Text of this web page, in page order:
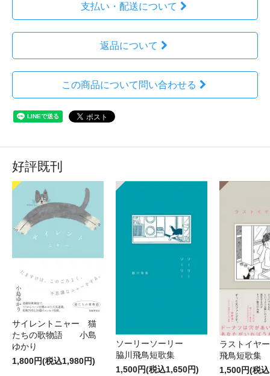
支払い・配送について
返品について
この商品について問い合わせる
好評既刊
サイレントニャー 猫
たちの歌物語 小島
ゆかり
1,800円(税込1,980円)
ソーリーソーリー
脇川飛鳥短歌集
1,500円(税込1,650円)
ラストイ
飛鳥短
1,500円(税